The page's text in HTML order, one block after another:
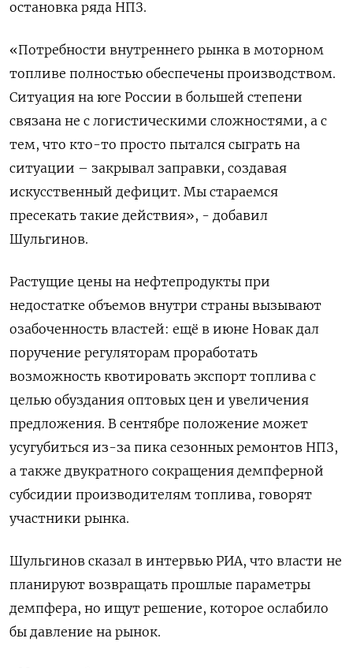
остановка ряда НПЗ.
«Потребности внутреннего рынка в моторном
топливе полностью обеспечены производством.
Ситуация на юге России в большей степени
связана не с логистическими сложностями, а с
тем, что кто-то просто пытался сыграть на
ситуации – закрывал заправки, создавая
искусственный дефицит. Мы стараемся
пресекать такие действия», - добавил
Шульгинов.
Растущие цены на нефтепродукты при
недостатке объемов внутри страны вызывают
озабоченность властей: ещё в июне Новак дал
поручение регуляторам проработать
возможность квотировать экспорт топлива с
целью обуздания оптовых цен и увеличения
предложения. В сентябре положение может
усугубиться из-за пика сезонных ремонтов НПЗ,
а также двукратного сокращения демпферной
субсидии производителям топлива, говорят
участники рынка.
Шульгинов сказал в интервью РИА, что власти не
планируют возвращать прошлые параметры
демпфера, но ищут решение, которое ослабило
бы давление на рынок.